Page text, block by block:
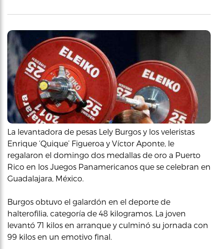
La levantadora de pesas Lely Burgos y los veleristas
Enrique ‘Quique’ Figueroa y Víctor Aponte, le
regalaron el domingo dos medallas de oro a Puerto
Rico en los Juegos Panamericanos que se celebran en
Guadalajara, México.
Burgos obtuvo el galardón en el deporte de
halterofilia, categoría de 48 kilogramos. La joven
levantó 71 kilos en arranque y culminó su jornada con
99 kilos en un emotivo final.